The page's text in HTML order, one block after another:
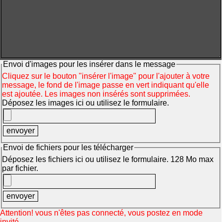
Envoi d'images pour les insérer dans le message
Cliquez sur le bouton "insérer l'image" pour l'ajouter à votre
message, le fond de l'image passe en vert indiquant qu'elle
est ajoutée. Les images non insérés sont supprimées.
Déposez les images ici ou utilisez le formulaire.
Envoi de fichiers pour les télécharger
Déposez les fichiers ici ou utilisez le formulaire. 128 Mo max
par fichier.
Attention! vous n'êtes pas connecté, vous postez en mode